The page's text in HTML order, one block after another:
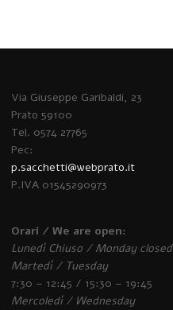
Via Giuseppe Garibaldi, 23
Prato 59100
Tel. 0574 27765
Pec:
p.sacchetti@webprato.it
P.IVA 01545290973
Orari / We are open:
Lunedì Chiuso / Monday closed
Martedì / Tuesday
7:30 – 12:45 / 15:30 – 19:45
Mercoledì / Wednesday